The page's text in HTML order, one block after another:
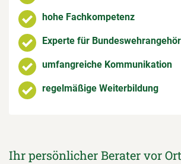
hohe Fachkompetenz
Experte für
umfangreiche Kommunikation
regelmäßige Weiterbildung
Ihr persönlicher Berater vor